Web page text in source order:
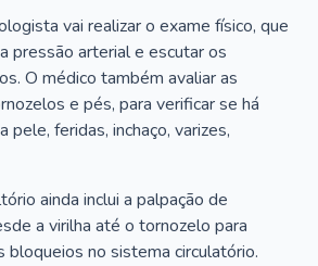
vai realizar o exame físico, que
pressão arterial e escutar os
O médico também avaliar as
e pés, para verificar se há
pele, feridas, inchaço, varizes,
ainda inclui a palpação de
a virilha até o tornozelo para
bloqueios no sistema circulatório.